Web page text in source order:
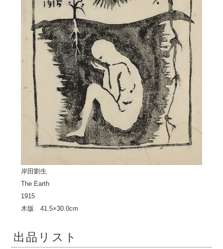
岸田劉生
The Earth
1915
木版 41.5×30.0cm
出品リスト